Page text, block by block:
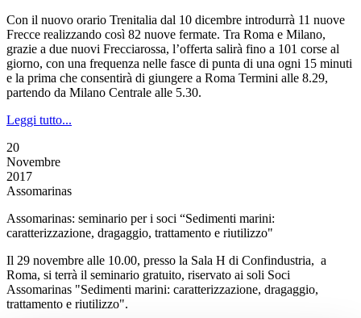
Con il nuovo orario Trenitalia dal 10 dicembre introdurrà 11 nuove
Frecce realizzando così 82 nuove fermate. Tra Roma e Milano,
grazie a due nuovi Frecciarossa, l’offerta salirà fino a 101 corse al
giorno, con una frequenza nelle fasce di punta di una ogni 15 minuti
e la prima che consentirà di giungere a Roma Termini alle 8.29,
partendo da Milano Centrale alle 5.30.
Leggi tutto...
20
Novembre
2017
Assomarinas
Assomarinas: seminario per i soci “Sedimenti marini:
caratterizzazione, dragaggio, trattamento e riutilizzo"
Il 29 novembre alle 10.00, presso la Sala H di Confindustria, a
Roma, si terrà il seminario gratuito, riservato ai soli Soci
Assomarinas "Sedimenti marini: caratterizzazione, dragaggio,
trattamento e riutilizzo".